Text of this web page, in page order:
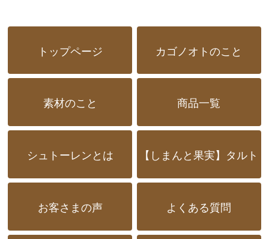
トップページ カゴノオトのこと
素材のこと 商品一覧
シュトーレンとは 【しまんと果実】タルト
お客さまの声 よくある質問